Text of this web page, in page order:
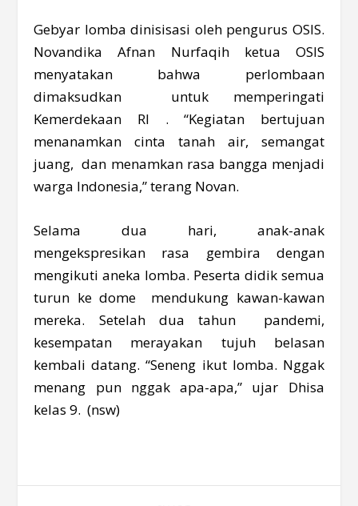
Gebyar lomba dinisisasi oleh pengurus OSIS.
Novandika Afnan Nurfaqih ketua OSIS
menyatakan bahwa perlombaan
dimaksudkan untuk memperingati
Kemerdekaan RI . “Kegiatan bertujuan
menanamkan cinta tanah air, semangat
juang, dan menamkan rasa bangga menjadi
warga Indonesia,” terang Novan.
Selama dua hari, anak-anak
mengekspresikan rasa gembira dengan
mengikuti aneka lomba. Peserta didik semua
turun ke dome mendukung kawan-kawan
mereka. Setelah dua tahun pandemi,
kesempatan merayakan tujuh belasan
kembali datang. “Seneng ikut lomba. Nggak
menang pun nggak apa-apa,” ujar Dhisa
kelas 9. (nsw)